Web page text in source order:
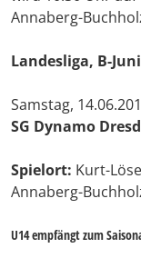
Annaberg-
Landesliga, B-
Samstag,
SG Dynamo
Spielort: Kurt-
Annaberg-
U14 empfängt zum